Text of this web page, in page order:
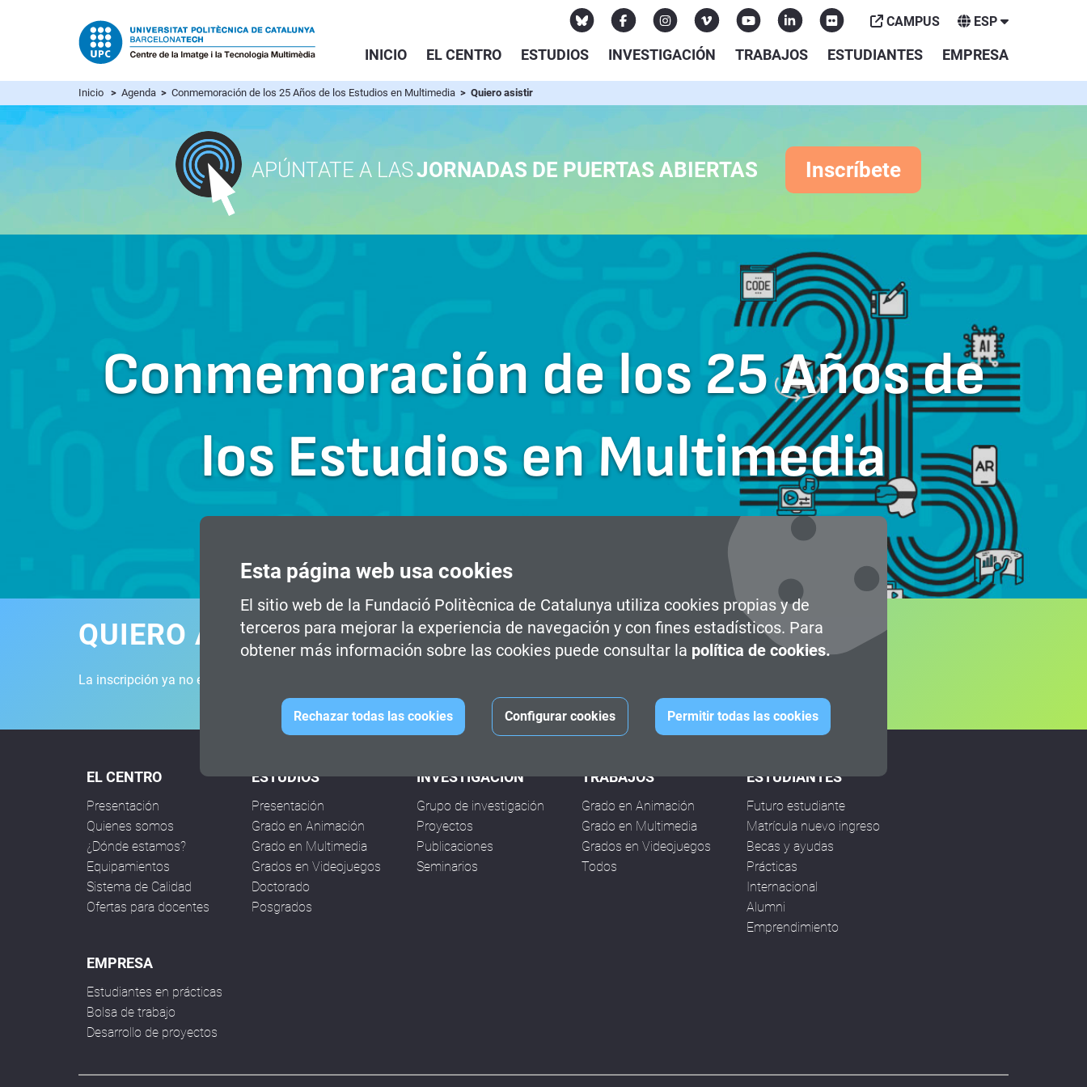
Esta página web usa cookies
El sitio web de la Fundació Politècnica de Catalunya utiliza cookies propias y de
terceros para mejorar la experiencia de navegación y con fines estadísticos. Para
obtener más información sobre las cookies puede consultar la política de cookies.
Rechazar todas las cookies Configurar cookies Permitir todas las cookies
INICIO EL CENTRO ESTUDIOS INVESTIGACIÓN TRABAJOS ESTUDIANTES EMPRESA
CAMPUS ESP
Inicio > Agenda > Conmemoración de los 25 Años de los Estudios en Multimedia > Quiero asistir
APÚNTATE A LASJORNADAS DE PUERTAS ABIERTAS Inscríbete
Conmemoración de los 25 Años de
los Estudios en Multimedia
QUIERO ASISTIR
La inscripción ya no está disponible.
EL CENTRO
Presentación
Quienes somos
¿Dónde estamos?
Equipamientos
Sistema de Calidad
Ofertas para docentes
ESTUDIOS
Presentación
Grado en Animación
Grado en Multimedia
Grados en Videojuegos
Doctorado
Posgrados
INVESTIGACIÓN
Grupo de investigación
Proyectos
Publicaciones
Seminarios
TRABAJOS
Grado en Animación
Grado en Multimedia
Grados en Videojuegos
Todos
ESTUDIANTES
Futuro estudiante
Matrícula nuevo ingreso
Becas y ayudas
Prácticas
Internacional
Alumni
Emprendimiento
EMPRESA
Estudiantes en prácticas
Bolsa de trabajo
Desarrollo de proyectos